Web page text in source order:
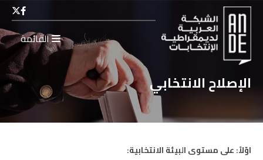
القائمة
الإصلاح الانتخابي
اوّلاً: على مستوى البيئة الانتخابية: